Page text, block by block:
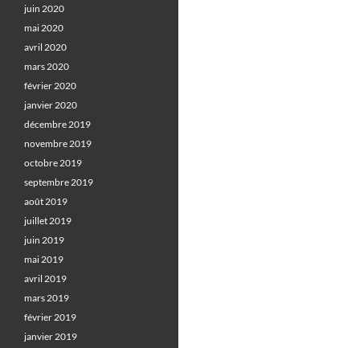
juin 2020
mai 2020
avril 2020
mars 2020
février 2020
janvier 2020
décembre 2019
novembre 2019
octobre 2019
septembre 2019
août 2019
juillet 2019
juin 2019
mai 2019
avril 2019
mars 2019
février 2019
janvier 2019